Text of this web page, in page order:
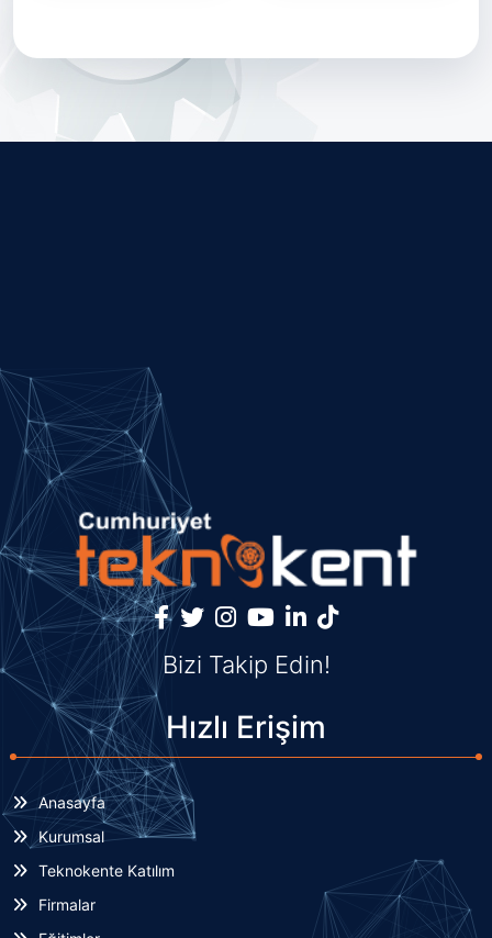
Bizi Takip Edin!
Hızlı Erişim
Anasayfa
Kurumsal
Teknokente Katılım
Firmalar